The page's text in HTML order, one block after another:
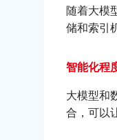
随着大模
储和索引
智能化程
大模型和
合，可以